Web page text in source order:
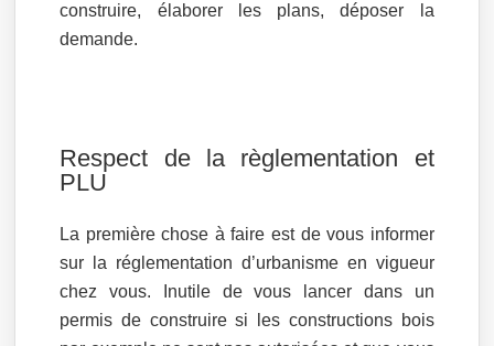
construire, élaborer les plans, déposer la
demande.
Respect de la règlementation et
PLU
La première chose à faire est de vous informer
sur la réglementation d’urbanisme en vigueur
chez vous. Inutile de vous lancer dans un
permis de construire si les constructions bois